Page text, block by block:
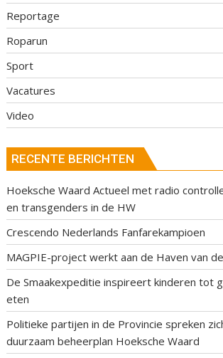
Reportage
Roparun
Sport
Vacatures
Video
RECENTE BERICHTEN
Hoeksche Waard Actueel met radio
en transgenders in de HW
Crescendo Nederlands Fanfarekampioen
MAGPIE-project werkt aan de Haven van
De Smaakexpeditie inspireert kinderen tot
eten
Politieke partijen in de Provincie spreken
duurzaam beheerplan Hoeksche Waard